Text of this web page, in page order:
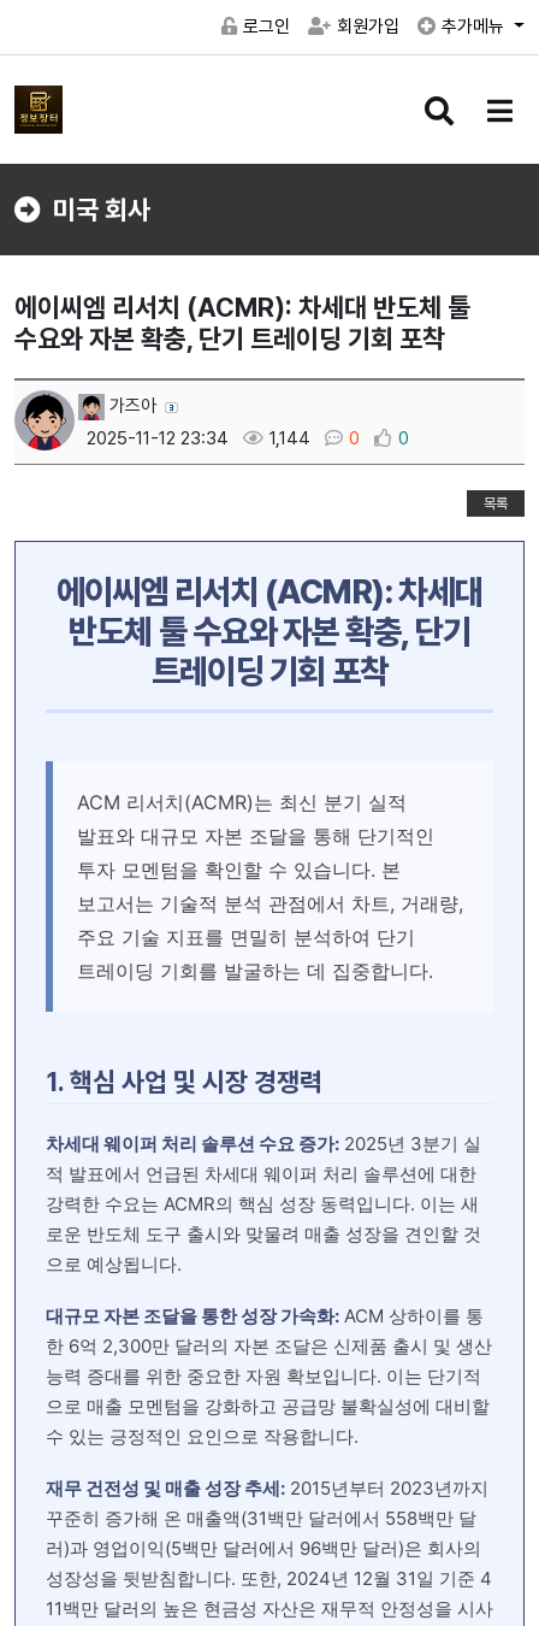
로그인 회원가입 추가메뉴
검
버
메
버
미국 회사
에이씨엠 리서치 (ACMR): 차세대 반도체 툴
수요와 자본 확충, 단기 트레이딩 기회 포착
가즈아
2025-11-12 23:34
1,144 0 0
목록
에이씨엠 리서치 (ACMR): 차세대
반도체 툴 수요와 자본 확충, 단기
트레이딩 기회 포착
ACM 리서치(ACMR)는 최신 분기 실적
발표와 대규모 자본 조달을 통해 단기적인
투자 모멘텀을 확인할 수 있습니다. 본
보고서는 기술적 분석 관점에서 차트, 거래량,
주요 기술 지표를 면밀히 분석하여 단기
트레이딩 기회를 발굴하는 데 집중합니다.
1. 핵심 사업 및 시장 경쟁력
차세대 웨이퍼 처리 솔루션 수요 증가: 2025년 3분기 실
적 발표에서 언급된 차세대 웨이퍼 처리 솔루션에 대한
강력한 수요는 ACMR의 핵심 성장 동력입니다. 이는 새
로운 반도체 도구 출시와 맞물려 매출 성장을 견인할 것
으로 예상됩니다.
대규모 자본 조달을 통한 성장 가속화: ACM 상하이를 통
한 6억 2,300만 달러의 자본 조달은 신제품 출시 및 생산
능력 증대를 위한 중요한 자원 확보입니다. 이는 단기적
으로 매출 모멘텀을 강화하고 공급망 불확실성에 대비할
수 있는 긍정적인 요인으로 작용합니다.
재무 건전성 및 매출 성장 추세: 2015년부터 2023년까지
꾸준히 증가해 온 매출액(31백만 달러에서 558백만 달
러)과 영업이익(5백만 달러에서 96백만 달러)은 회사의
성장성을 뒷받침합니다. 또한, 2024년 12월 31일 기준 4
11백만 달러의 높은 현금성 자산은 재무적 안정성을 시사